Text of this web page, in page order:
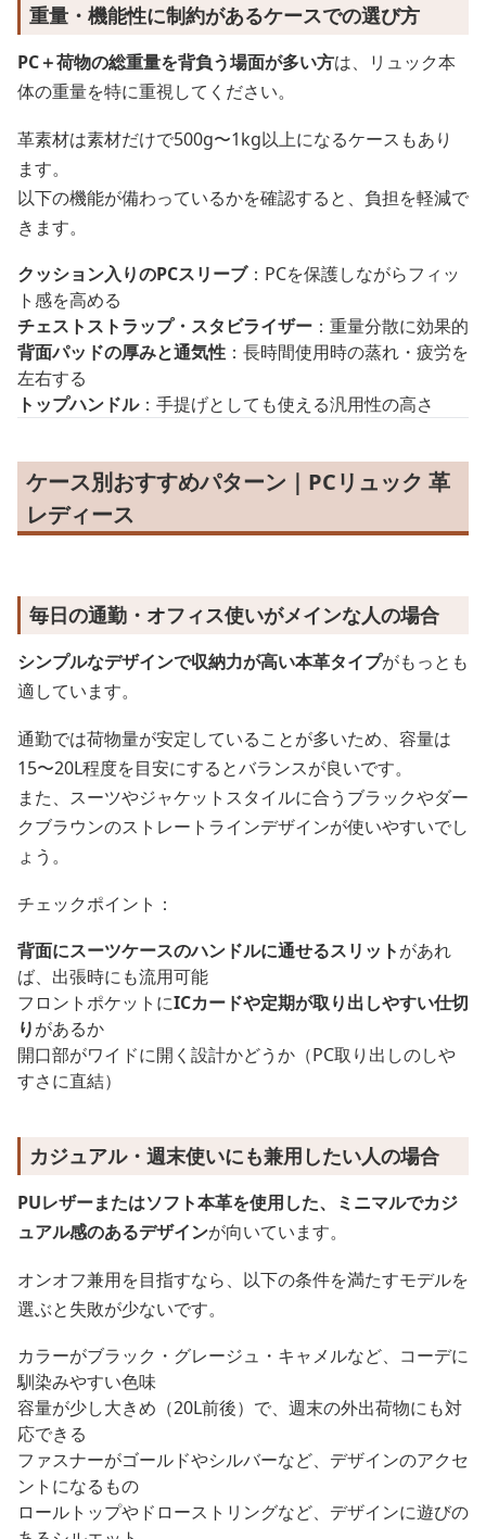
重量・機能性に制約があるケースでの選び方
PC＋荷物の総重量を背負う場面が多い方は、リュック本
体の重量を特に重視してください。
革素材は素材だけで500g〜1kg以上になるケースもあり
ます。
以下の機能が備わっているかを確認すると、負担を軽減で
きます。
クッション入りのPCスリーブ：PCを保護しながらフィッ
ト感を高める
チェストストラップ・スタビライザー ：重量分散に効果的
背面パッドの厚みと通気性 ：長時間使用時の蒸れ・疲労を
左右する
トップハンドル：手提げとしても使える汎用性の高さ
ケース別おすすめパターン｜PCリュック 革
レディース
毎日の通勤・オフィス使いがメインな人の場合
シンプルなデザインで収納力が高い本革タイプがもっとも
適しています。
通勤では荷物量が安定していることが多いため、容量は
15〜20L程度を目安にするとバランスが良いです。
また、スーツやジャケットスタイルに合うブラックやダー
クブラウンのストレートラインデザインが使いやすいでし
ょう。
チェックポイント：
背面にスーツケースのハンドルに通せるスリットがあれ
ば、出張時にも流用可能
フロントポケットにICカードや定期が取り出しやすい仕切
りがあるか
開口部がワイドに開く設計かどうか（PC取り出しのしや
すさに直結）
カジュアル・週末使いにも兼用したい人の場合
PUレザーまたはソフト本革を使用した、ミニマルでカジ
ュアル感のあるデザインが向いています。
オンオフ兼用を目指すなら、以下の条件を満たすモデルを
選ぶと失敗が少ないです。
カラーがブラック・グレージュ・キャメルなど、コーデに
馴染みやすい色味
容量が少し大きめ（20L前後）で、週末の外出荷物にも対
応できる
ファスナーがゴールドやシルバーなど、デザインのアクセ
ントになるもの
ロールトップやドローストリングなど、デザインに遊びの